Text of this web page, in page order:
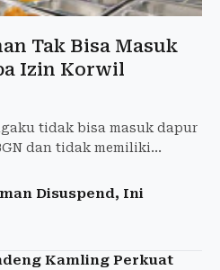
Tak Bisa Masuk
Izin Korwil
tidak bisa masuk dapur
dan tidak memiliki
Disuspend, Ini
Kamling Perkuat